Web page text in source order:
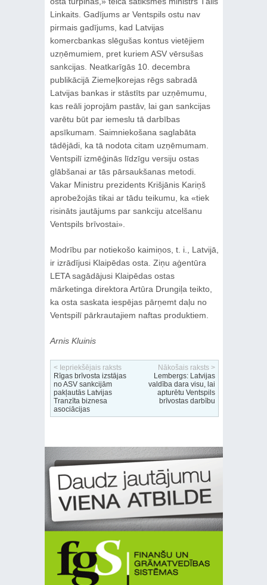
Linkaits. Gadījums ar Ventspils ostu nav
pirmais gadījums, kad Latvijas
komercbankas slēgušas kontus vietējiem
uzņēmumiem, pret kuriem ASV vērsušas
sankcijas. Neatkarīgās 10. decembra
publikācijā Ziemeļkorejas rēgs sabradā
Latvijas bankas ir stāstīts par uzņēmumu,
kas reāli joprojām pastāv, lai gan sankcijas
varētu būt par iemeslu tā darbības
apsīkumam. Saimniekošana saglabāta
tādējādi, ka tā nodota citam uzņēmumam.
Ventspilī izmēģinās līdzīgu versiju ostas
glābšanai ar tās pārsaukšanas metodi.
Vakar Ministru prezidents Krišjānis Kariņš
aprobežojās tikai ar tādu teikumu, ka «tiek
risināts jautājums par sankciju atcelšanu
Ventspils brīvostai».
Modrību par notiekošo kaimiņos, t. i., Latvijā,
ir izrādījusi Klaipēdas osta. Ziņu aģentūra
LETA sagādājusi Klaipēdas ostas
mārketinga direktora Artūra Drungiļa teikto,
ka osta saskata iespējas pārņemt daļu no
Ventspilī pārkrautajiem naftas produktiem.
Arnis Kluinis
< Iepriekšējais raksts
Rīgas brīvosta izstājas
no ASV sankcijām
pakļautās Latvijas
Tranzīta biznesa
asociācijas
Nākošais raksts >
Lembergs: Latvijas
valdība dara visu, lai
apturētu Ventspils
brīvostas darbību